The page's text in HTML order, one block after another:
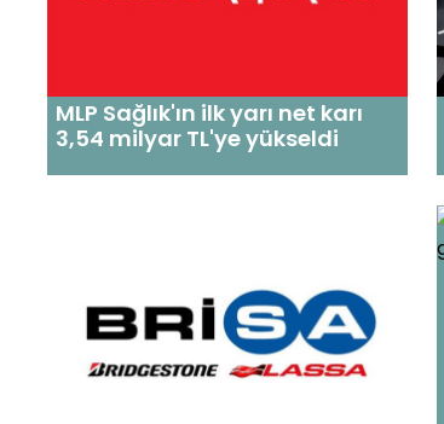
MLP Sağlık'ın ilk yarı net karı
3,54 milyar TL'ye yükseldi